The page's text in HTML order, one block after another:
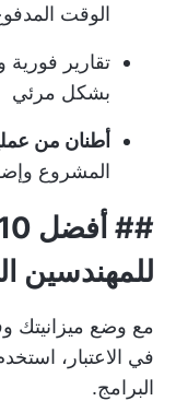
الوقت
تقارير فورية
بشكل مرئي
أطنان من
المشروع
للمهندسين
مع وضع ميزانيتك
في الاعتبار،
البرامج.